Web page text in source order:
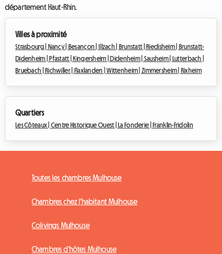
département Haut-Rhin.
Villes à proximité
Strasbourg | Nancy | Besançon | Illzach | Brunstatt | Riedisheim |
Brunstatt-
Didenheim |
Pfastatt | Kingersheim | Didenheim | Sausheim |
Lutterbach |
Bruebach |
Richwiller | Flaxlanden |Wittenheim |Zimmersheim | Rixheim
Quartiers
Les Côteaux | Centre Historique Ouest | La Fonderie | Franklin-Fridolin
Toutes les chambres Mulhouse
Chambres chez l'habitant Mulhouse
Colivings Mulhouse
Chambres d'hôtes Mulhouse